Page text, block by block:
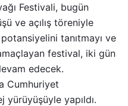
Festivali, bugün
ve açılış töreniyle
tanıtmayı ve
festival, iki gün
edecek.
Cumhuriyet
yürüyüşüyle yapıldı.